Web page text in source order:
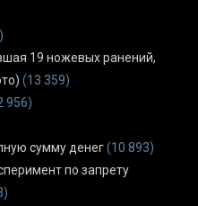
19 ножевых ранений,
(13 359)
956)
сумму денег(10 893)
по запрету